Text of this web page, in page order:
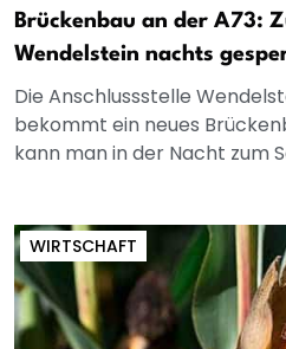
Brückenbau an der A73:
Wendelstein nachts
Die Anschlussstelle
bekommt ein neues
kann man in der Nacht zum
WIRTSCHAFT